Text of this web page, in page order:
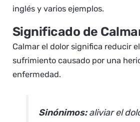
inglés y varios ejemplos.
Significado de
Calmar el dolor significa reducir
sufrimiento causado por una
enfermedad.
Sinónimos:aliviar el